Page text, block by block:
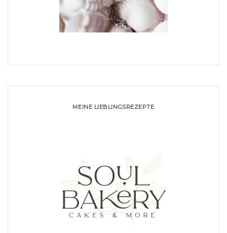
MEINE LIEBLINGSREZEPTE